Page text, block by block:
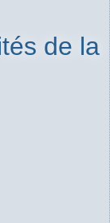
de la